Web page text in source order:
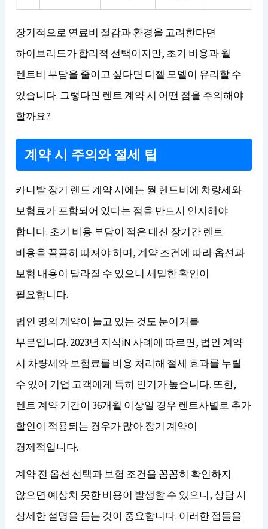
장기적으로 연료비 절감과 환경을 고려한다면
하이브리드가 합리적 선택이지만, 초기 비용과 월
렌트비 부담을 줄이고 싶다면 디젤 모델이 유리할 수
있습니다. 그렇다면 렌트 계약 시 어떤 점을 주의해야
할까요?
계약 시 주의와 절세 팁
카니발 장기 렌트 계약 시에는 월 렌트비에 차량세와
보험료가 포함되어 있다는 점을 반드시 인지해야
합니다. 초기 비용 부담이 적은 대신 장기간 렌트
비용을 꼼꼼히 따져야 하며, 계약 조건에 따라 옵션과
보험 내용이 달라질 수 있으니 세밀한 확인이
필요합니다.
법인 명의 계약이 늘고 있는 것도 눈여겨볼
부분입니다. 2023년 지식iN 사례에 따르면, 법인 계약
시 차량세와 보험료를 비용 처리해 절세 효과를 누릴
수 있어 기업 고객에게 특히 인기가 높습니다. 또한,
렌트 계약 기간이 36개월 이상일 경우 렌트사별로 추가
할인이 적용되는 경우가 많아 장기 계약이
경제적입니다.
계약 전 옵션 선택과 보험 조건을 꼼꼼히 확인하지
않으면 예상치 못한 비용이 발생할 수 있으니, 상담 시
상세한 설명을 듣는 것이 중요합니다. 이러한 점들을